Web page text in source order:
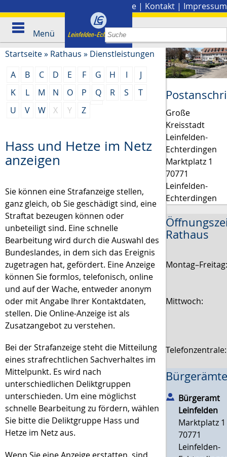
Presse | Kontakt | Impressum
Menü
Startseite» Rathaus » Dienstleistungen
A
B C D E F G H I
J
K
L M N O P Q R S
T
U
V W X Y Z
Hass und Hetze im Netz
anzeigen
Sie können eine Strafanzeige stellen,
ganz gleich, ob Sie geschädigt sind, eine
Straftat bezeugen können oder
unbeteiligt sind. Eine schnelle
Bearbeitung wird durch die Auswahl des
Bundeslandes, in dem sich das Ereignis
zugetragen hat, gefördert. Eine Anzeige
können Sie formlos, telefonisch, online
und auf der Wache, entweder anonym
oder mit Angabe Ihrer Kontaktdaten,
stellen. Die Online-Anzeige ist als
Zusatzangebot zu verstehen.
Bei der Strafanzeige steht die Mitteilung
eines strafrechtlichen Sachverhaltes im
Mittelpunkt. Es wird nach
unterschiedlichen Deliktgruppen
unterschieden. Um eine möglichst
schnelle Bearbeitung zu fördern, wählen
Sie bitte die Deliktgruppe Hass und
Hetze im Netz aus.
Wenn Sie eine Anzeige erstatten, sind
Große
Kreisstadt
Leinfelden-
Echterdingen
Marktplatz 1
70771
Leinfelden-
Echterdingen
Rathaus
Mittwoch:
Bürgeramt
Leinfelden
Marktplatz 1
70771
Leinfelden-